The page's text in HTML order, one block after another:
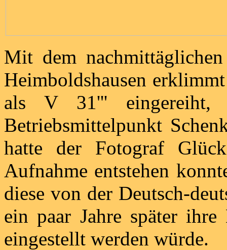
Mit dem
Heimboldshausen
als V 31''' eingereiht,
Betriebsmittelpunkt
hatte der Fotograf
Aufnahme entstehen
diese von der Deutsch-
ein paar Jahre später
eingestellt werden würde.